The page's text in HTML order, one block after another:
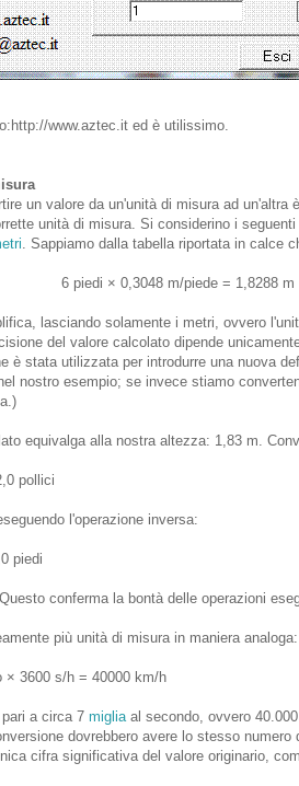
www.aztec.it ed è utilissimo.
un valore da un'unità di misura ad
unità di misura. Si considerino i seguenti
. Sappiamo dalla tabella riportata in calce
6 piedi × 0,3048 m/piede = 1,8288 m
lasciando solamente i metri, ovvero
del valore calcolato dipende
è stata utilizzata per introdurre una nuova
nostro esempio; se invece stiamo
equivalga alla nostra altezza: 1,83 m.
pollici
l'operazione inversa:
piedi
conferma la bontà delle operazioni
più unità di misura in maniera analoga:
× 3600 s/h = 40000 km/h
a circa 7 migliaal secondo, ovvero 40.000
dovrebbero avere lo stesso
cifra significativa del valore originario,